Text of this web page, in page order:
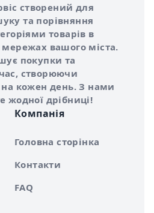
створений для
та порівняння
товарів в
мережах вашого міста.
покупки та
створюючи
на кожен день. З нами
жодної дрібниці!
Компанія
Головна сторінка
Контакти
FAQ